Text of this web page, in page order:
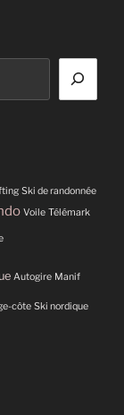
Ski de randonnée
Voile Télémark
Autogire Manif
côte Ski nordique